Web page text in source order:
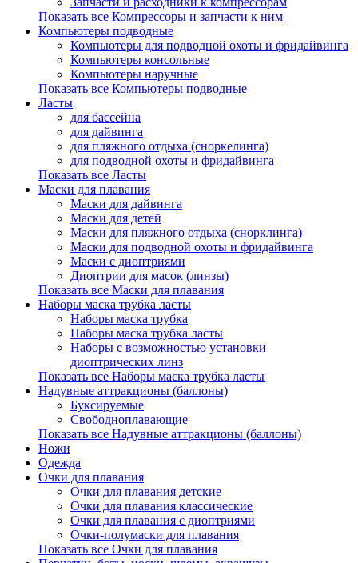
Показать все Компрессоры и запчасти к ним
Компьютеры подводные
Компьютеры для подводной охоты и фридайвинга
Компьютеры консольные
Компьютеры наручные
Показать все Компьютеры подводные
Ласты
для бассейна
для дайвинга
для пляжного отдыха (сноркелинга)
для подводной охоты и фридайвинга
Показать все Ласты
Маски для плавания
Маски для дайвинга
Маски для детей
Маски для пляжного отдыха (снорклинга)
Маски для подводной охоты и фридайвинга
Маски с диоптриями
Диоптрии для масок (линзы)
Показать все Маски для плавания
Наборы маска трубка ласты
Наборы маска трубка
Наборы маска трубка ласты
Наборы с возможностью установки
диоптрических линз
Показать все Наборы маска трубка ласты
Надувные аттракционы (баллоны)
Буксируемые
Свободноплавающие
Показать все Надувные аттракционы (баллоны)
Ножи
Одежда
Очки для плавания
Очки для плавания детские
Очки для плавания классические
Очки для плавания с диоптриями
Очки-полумаски для плавания
Показать все Очки для плавания